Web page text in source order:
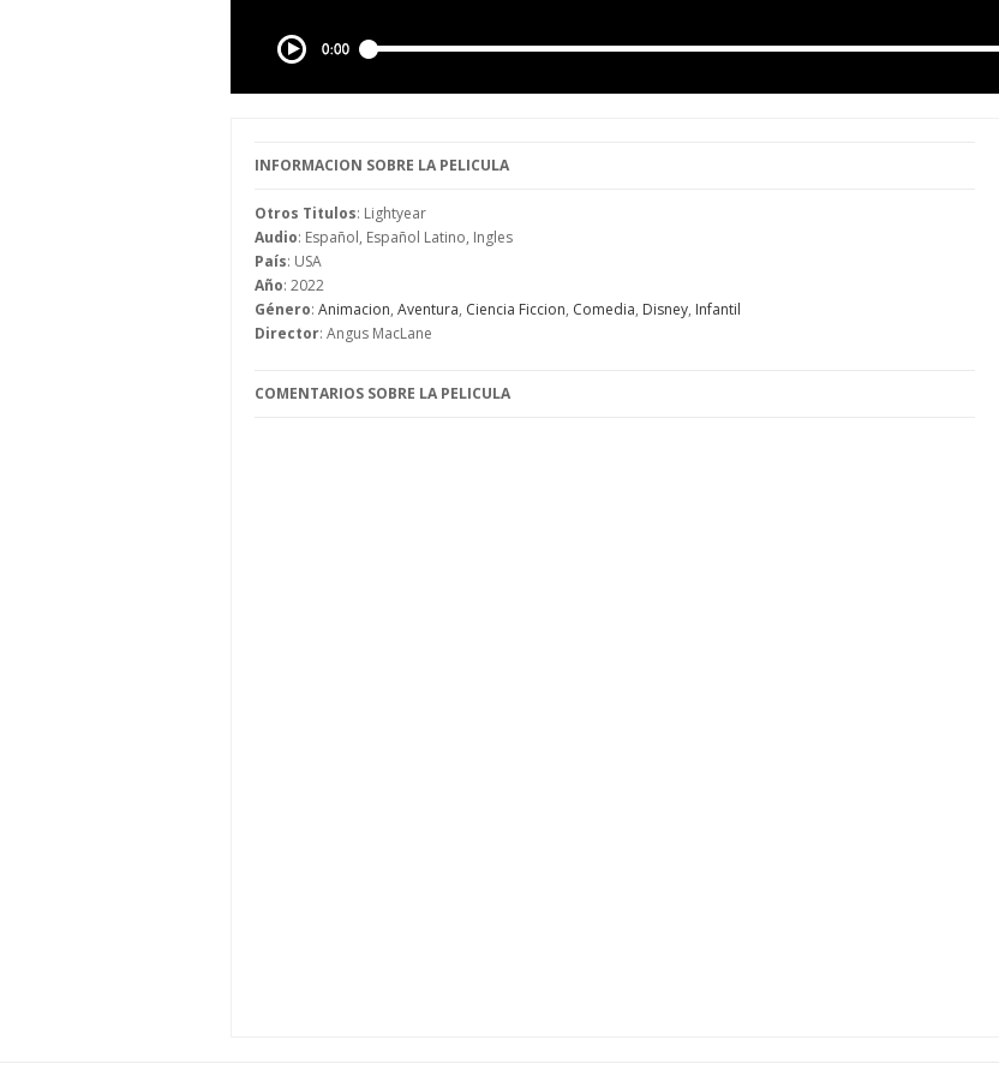
INFORMACION SOBRE LA PELICULA
Otros Titulos: Lightyear
Audio: Español, Español Latino, Ingles
País: USA
Año: 2022
Género: Animacion, Aventura, Ciencia Ficcion, Comedia, Disney, Infantil
Director: Angus MacLane
COMENTARIOS SOBRE LA PELICULA